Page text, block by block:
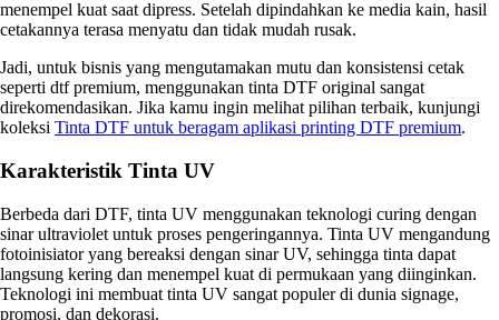
menempel kuat saat dipress. Setelah dipindahkan ke media kain, hasil
cetakannya terasa menyatu dan tidak mudah rusak.
Jadi, untuk bisnis yang mengutamakan mutu dan konsistensi cetak
seperti dtf premium, menggunakan tinta DTF original sangat
direkomendasikan. Jika kamu ingin melihat pilihan terbaik, kunjungi
koleksi Tinta DTF untuk beragam aplikasi printing DTF premium.
Karakteristik Tinta UV
Berbeda dari DTF, tinta UV menggunakan teknologi curing dengan
sinar ultraviolet untuk proses pengeringannya. Tinta UV mengandung
fotoinisiator yang bereaksi dengan sinar UV, sehingga tinta dapat
langsung kering dan menempel kuat di permukaan yang diinginkan.
Teknologi ini membuat tinta UV sangat populer di dunia signage,
promosi, dan dekorasi.